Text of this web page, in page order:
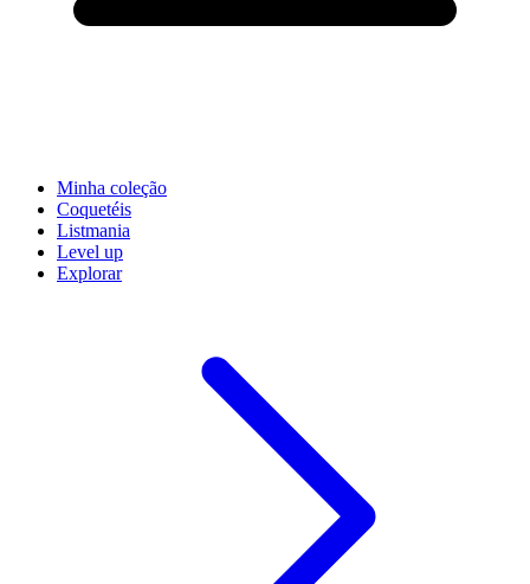
Minha coleção
Coquetéis
Listmania
Level up
Explorar